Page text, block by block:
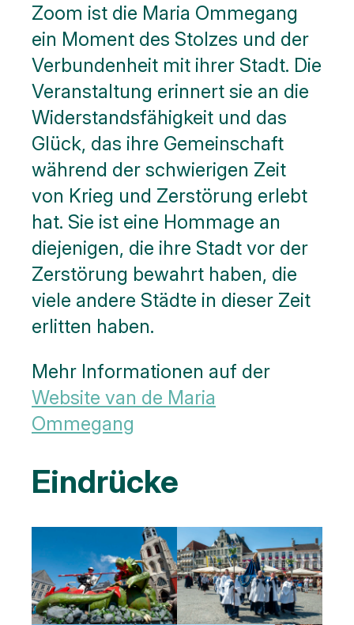
Zoom ist die Maria Ommegang
ein Moment des Stolzes und der
Verbundenheit mit ihrer Stadt. Die
Veranstaltung erinnert sie an die
Widerstandsfähigkeit und das
Glück, das ihre Gemeinschaft
während der schwierigen Zeit
von Krieg und Zerstörung erlebt
hat. Sie ist eine Hommage an
diejenigen, die ihre Stadt vor der
Zerstörung bewahrt haben, die
viele andere Städte in dieser Zeit
erlitten haben.
Mehr Informationen auf der
Website van de Maria
Ommegang
Eindrücke